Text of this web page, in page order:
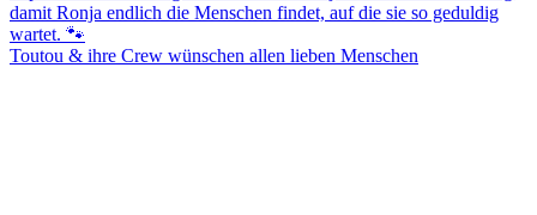
Toutou & ihre Crew wünschen allen lieben Menschen